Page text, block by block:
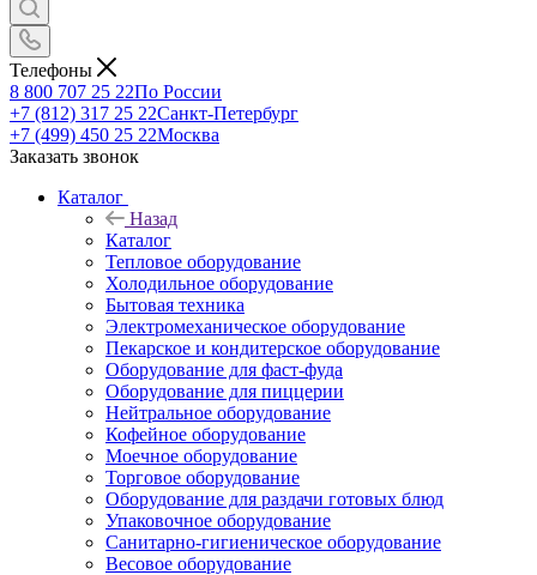
Телефоны
8 800 707 25 22По России
+7 (812) 317 25 22Санкт-Петербург
+7 (499) 450 25 22Москва
Заказать звонок
Каталог
Назад
Каталог
Тепловое оборудование
Холодильное оборудование
Бытовая техника
Электромеханическое оборудование
Пекарское и кондитерское оборудование
Оборудование для фаст-фуда
Оборудование для пиццерии
Нейтральное оборудование
Кофейное оборудование
Моечное оборудование
Торговое оборудование
Оборудование для раздачи готовых блюд
Упаковочное оборудование
Санитарно-гигиеническое оборудование
Весовое оборудование